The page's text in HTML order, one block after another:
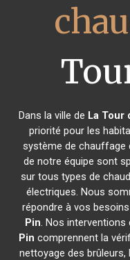
Dans la ville de La Tour
priorité pour les
système de chauffage
de notre équipe sont
sur tous types de
électriques. Nous
répondre à vos
Pin. Nos interventions
Pin comprennent la
nettoyage des